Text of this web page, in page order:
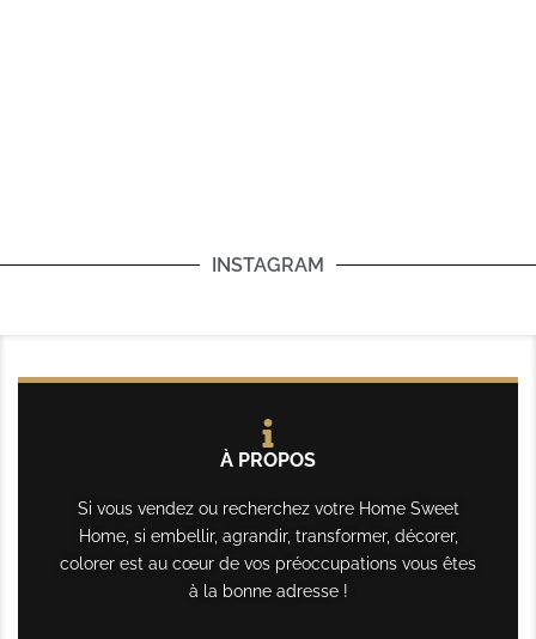
INSTAGRAM
À PROPOS
Si vous vendez ou recherchez votre Home Sweet
Home, si embellir, agrandir, transformer, décorer,
colorer est au cœur de vos préoccupations vous êtes
à la bonne adresse !